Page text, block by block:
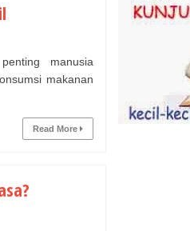
manusia
makanan
Read More